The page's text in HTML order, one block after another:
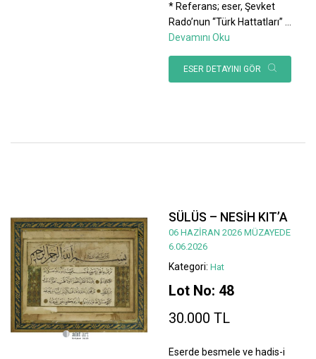
* Referans; eser, Şevket
Rado’nun “Türk Hattatları”
Devamını Oku
ESER DETAYINI GÖR
SÜLÜS – NESİH KIT’A
06 HAZİRAN 2026 MÜZAYEDE
6.06.2026
Kategori: Hat
Lot No: 48
30.000 TL
Eserde besmele ve hadis-i